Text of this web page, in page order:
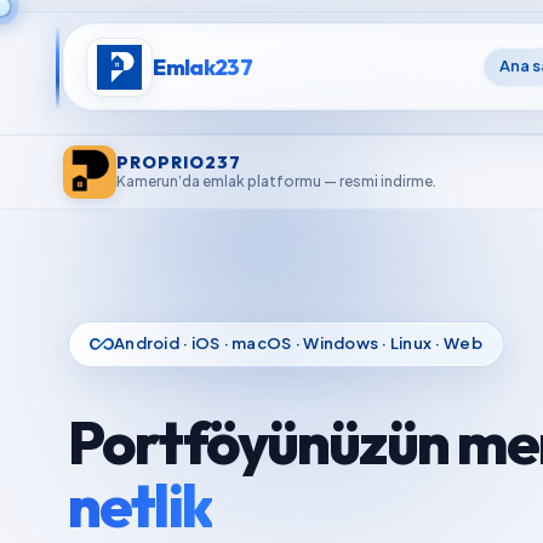
Emlak237 Ana
PROPRIO237
Kamerun’da emlak platformu — resmi indirme.
all_inclusiveAndroid · iOS · macOS · Windows · Linux · Web
Portföyünüzün
netlik